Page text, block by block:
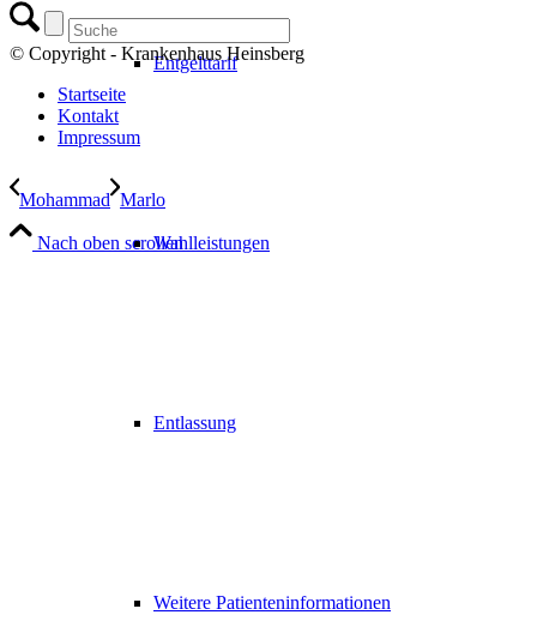
Entgelttarif
Wahlleistungen
Entlassung
Weitere Patienteninformationen
© Copyright - Krankenhaus Heinsberg
Startseite
Kontakt
Impressum
Mohammad Marlo
Nach oben scrollen